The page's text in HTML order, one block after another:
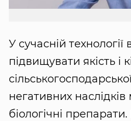
У сучасній
підвищувати якість і
негативних
біологічні